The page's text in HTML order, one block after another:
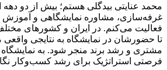
عنایتی بیدگلی هستم؛ بیش از دو دهه
مشاوره نمایشگاهی و آموزش
می‌کنم. در ایران و کشورهای مختلف،
در نمایشگاه به نتایجی واقعی
و رشد برند منجر شود. به نمایشگاه نه
استراتژیک برای رشد کسب‌وکار نگاه